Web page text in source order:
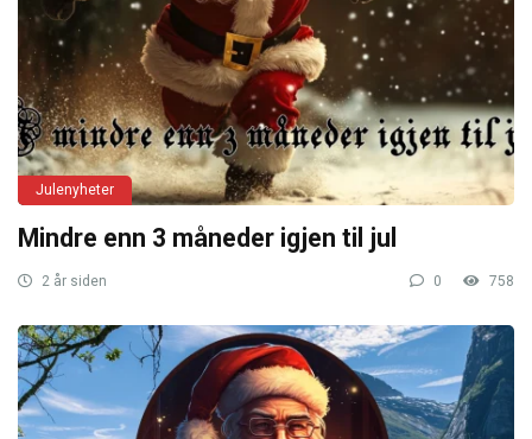
Julenyheter
Mindre enn 3 måneder igjen til jul
2 år siden 0 758